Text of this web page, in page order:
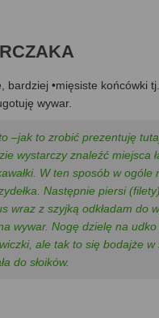
•mięsiste końcówki
wywar.
–jak to zrobić prezentuję
wystarczy znaleźć miejsca
W ten sposób w ogóle
Następnie piersi
wraz z szyjką odkładam do
wywar. Nogę dzielę na
ale tak to się bodajże
do słoików.